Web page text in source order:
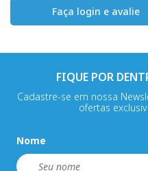
Faça login e avalie
FIQUE POR
Cadastre-se em nossa
ofertas
Nome